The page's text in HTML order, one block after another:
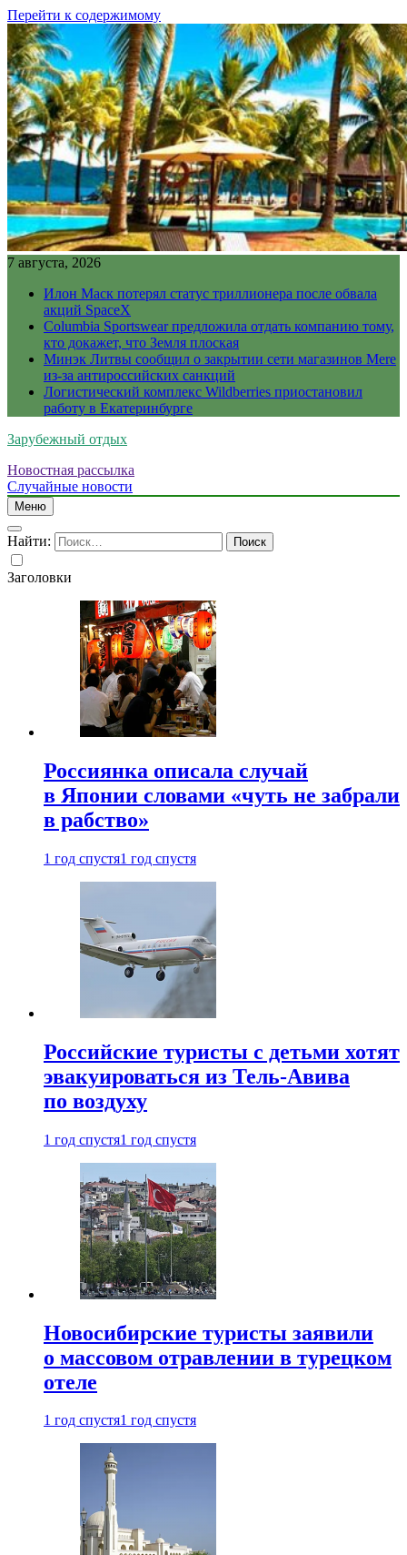
Перейти к содержимому
7 августа, 2026
Илон Маск потерял статус триллионера после обвала
акций SpaceX
Columbia Sportswear предложила отдать компанию тому,
кто докажет, что Земля плоская
Минэк Литвы сообщил о закрытии сети магазинов Mere
из-за антироссийских санкций
Логистический комплекс Wildberries приостановил
работу в Екатеринбурге
Зарубежный отдых
Новостная рассылка
Случайные новости
Меню
Найти:
Заголовки
Россиянка описала случай
в Японии словами «чуть не забрали
в рабство»
1 год спустя1 год спустя
Российские туристы с детьми хотят
эвакуироваться из Тель-Авива
по воздуху
1 год спустя1 год спустя
Новосибирские туристы заявили
о массовом отравлении в турецком
отеле
1 год спустя1 год спустя